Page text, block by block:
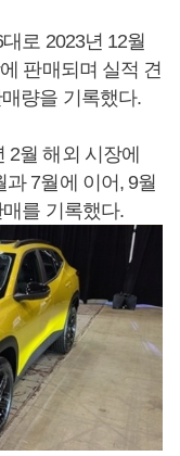
로 2023년 12월
판매되며 실적 견
량을 기록했다.
월 해외 시장에
7월에 이어, 9월
를 기록했다.